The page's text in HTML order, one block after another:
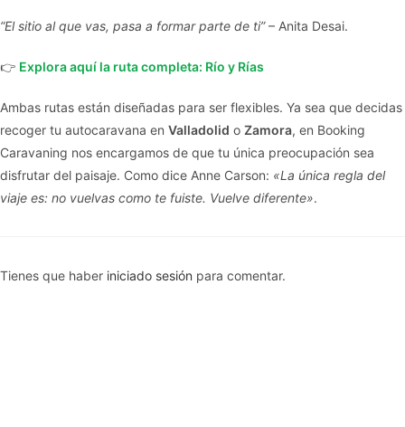
“El sitio al que vas, pasa a formar parte de ti”– Anita Desai.
👉 Explora aquí la ruta completa: Río y Rías
Ambas rutas están diseñadas para ser flexibles. Ya sea que decidas
recoger tu autocaravana en Valladolid o Zamora, en Booking
Caravaning nos encargamos de que tu única preocupación sea
disfrutar del paisaje. Como dice Anne Carson: «La única regla del
viaje es: no vuelvas como te fuiste. Vuelve diferente».
Tienes que haber iniciado sesión para comentar.